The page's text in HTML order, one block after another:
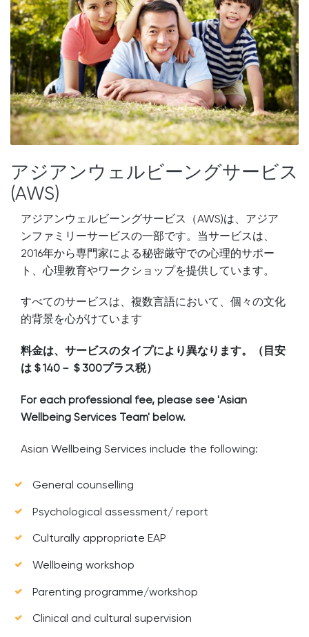
アジアンウェルビーングサービス
(AWS)
アジアンウェルビーングサービス（AWS)は、アジア
ンファミリーサービスの一部です。当サービスは、
2016年から専門家による秘密厳守での心理的サポー
ト、心理教育やワークショップを提供しています。
すべてのサービスは、複数言語において、個々の文化
的背景を心がけています
料金は、サービスのタイプにより異なります。（目安
は＄140－＄300プラス税）
For each professional fee, please see 'Asian
Wellbeing Services Team' below.
Asian Wellbeing Services include the following:
General counselling
Psychological assessment/ report
Culturally appropriate EAP
Wellbeing workshop
Parenting programme/workshop
Clinical and cultural supervision